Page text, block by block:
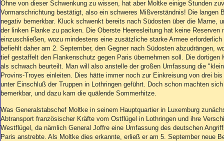
Ohne von dieser Schwenkung zu wissen, hat aber Moltke einige Stunden
Vormarschrichtung bestätigt, also ein schweres Mißverständnis! Die langen
negativ bemerkbar. Kluck schwenkt bereits nach Südosten über die Marne,
der linken Flanke zu packen. Die Oberste Heeresleitung hat keine Reserven
einzuschließen, wozu mindestens eine zusätzliche starke Armee
befiehlt daher am 2. September, den Gegner nach Südosten abzudrängen,
tief gestaffelt den Flankenschutz gegen Paris übernehmen soll. Die dortigen
als schwach beurteilt. Man will also anstelle der großen Umfassung die
Provins-Troyes einleiten. Dies hätte immer noch zur Einkreisung von drei
unter Einschluß der Truppen in Lothringen geführt. Doch schon machten
bemerkbar, und dazu kam die quälende Sommerhitze.
Was Generalstabschef Moltke in seinem Hauptquartier in Luxemburg
Abtransport französischer Kräfte vom Ostflügel in Lothringen und ihre
Westflügel, da nämlich General Joffre eine Umfassung des deutschen
Paris anstrebte. Als Moltke dies erkannte, erließ er am 5. September neue